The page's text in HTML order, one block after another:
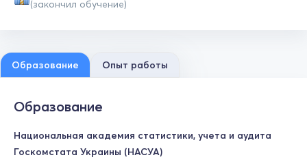
(закончил обучение)
Образование Опыт работы
Образование
Национальная академия статистики, учета и аудита
Госкомстата Украины (НАСУА)